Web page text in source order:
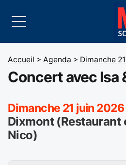
Accueil > Agenda > Dimanche
Concert avec Isa
Dimanche 21 juin
Dixmont (Restaurant
Nico)